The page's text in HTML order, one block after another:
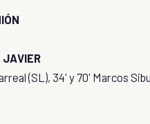
JAVIER
(SL), 34' y 70' Marcos